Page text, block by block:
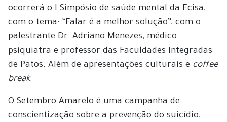
ocorrerá o I Simpósio de saúde mental da Ecisa,
com o tema: “Falar é a melhor solução”, com o
palestrante Dr. Adriano Menezes, médico
psiquiatra e professor das Faculdades Integradas
de Patos. Além de apresentações culturais e coffee
break.
O Setembro Amarelo é uma campanha de
conscientização sobre a prevenção do suicídio,